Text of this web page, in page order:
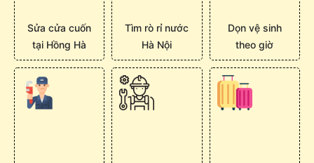
Sửa cửa cuốn
tại Hồng Hà
Tìm rò rỉ nước
Hà Nội
Dọn vệ sinh
theo giờ